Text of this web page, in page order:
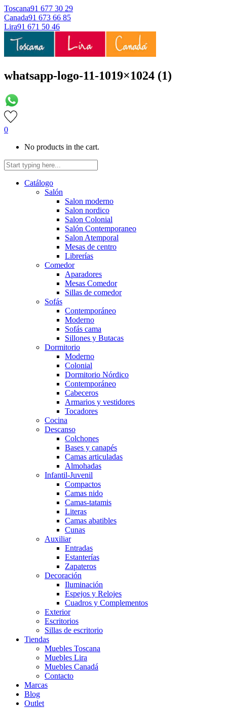
Toscana91 677 30 29
Canada91 673 66 85
Lira91 671 50 46
whatsapp-logo-11-1019×1024 (1)
0
No products in the cart.
Catálogo
Salón
Salon moderno
Salon nordico
Salon Colonial
Salón Contemporaneo
Salon Atemporal
Mesas de centro
Librerías
Comedor
Aparadores
Mesas Comedor
Sillas de comedor
Sofás
Contemporáneo
Moderno
Sofás cama
Sillones y Butacas
Dormitorio
Moderno
Colonial
Dormitorio Nórdico
Contemporáneo
Cabeceros
Armarios y vestidores
Tocadores
Cocina
Descanso
Colchones
Bases y canapés
Camas articuladas
Almohadas
Infantil-Juvenil
Compactos
Camas nido
Camas-tatamis
Literas
Camas abatibles
Cunas
Auxiliar
Entradas
Estanterías
Zapateros
Decoración
Iluminación
Espejos y Relojes
Cuadros y Complementos
Exterior
Escritorios
Sillas de escritorio
Tiendas
Muebles Toscana
Muebles Lira
Muebles Canadá
Contacto
Marcas
Blog
Outlet